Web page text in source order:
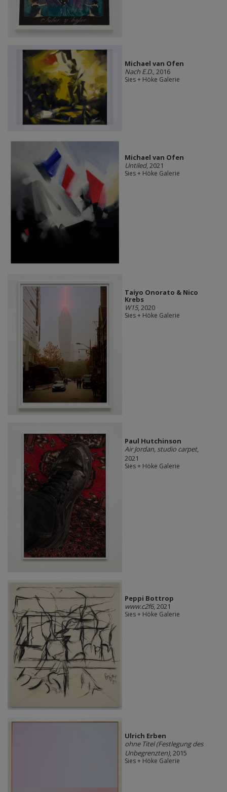
Michael van Ofen
Nach E.D., 2016
Sies + Höke Galerie
Michael van Ofen
Untiled, 2021
Sies + Höke Galerie
Taiyo Onorato & Nico
Krebs
W15, 2020
Sies + Höke Galerie
Paul Hutchinson
Air Jordan, studio carpet,
2021
Sies + Höke Galerie
Peppi Bottrop
www.c2f6, 2021
Sies + Höke Galerie
Ulrich Erben
ohne Titel (Festlegung des
Unbegrenzten), 2015
Sies + Höke Galerie